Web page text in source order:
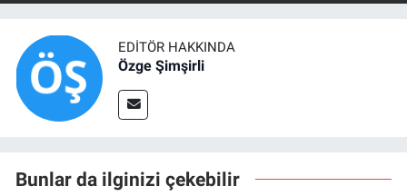
EDITÖR HAKKINDA
Özge Şimşirli
Bunlar da ilginizi çekebilir